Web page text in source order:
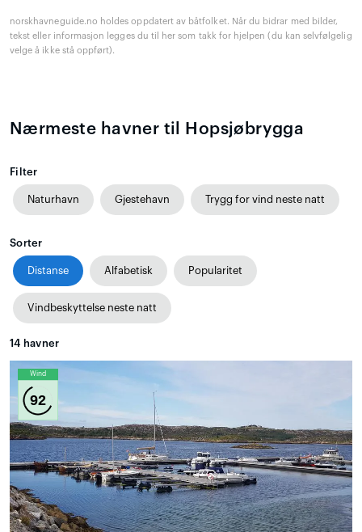
norskhavneguide.no holdes oppdatert av båtfolket. Når du bidrar med bilder,
tekst eller informasjon legges du til her som takk for hjelpen (du kan selvfølgelig
velge å ikke stå oppført).
Nærmeste havner til Hopsjøbrygga
Filter
Naturhavn Gjestehavn Trygg for vind neste natt
Sorter
Distanse Alfabetisk Popularitet
Vindbeskyttelse neste natt
14 havner
Wind
92